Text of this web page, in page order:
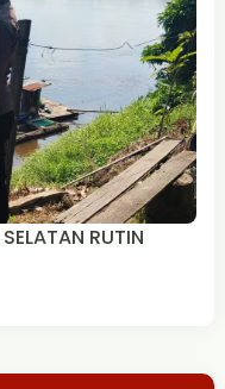
RUTIN